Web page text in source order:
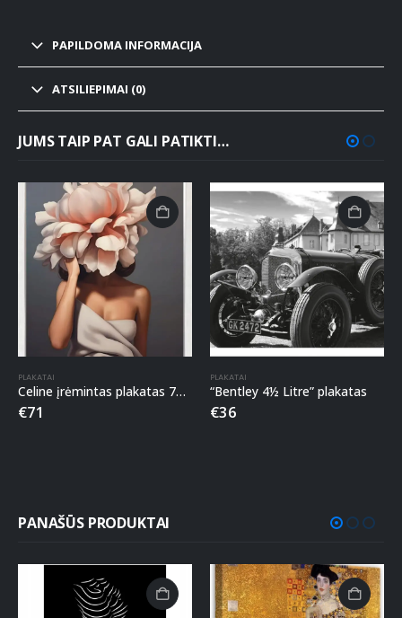
PAPILDOMA INFORMACIJA
ATSILIEPIMAI (0)
JUMS TAIP PAT GALI PATIKTI…
PLAKATAI
Celine įrėmintas plakatas 75x55cm
€71
PLAKATAI
“Bentley 4½ Litre” plakatas
€36
PANAŠŪS PRODUKTAI